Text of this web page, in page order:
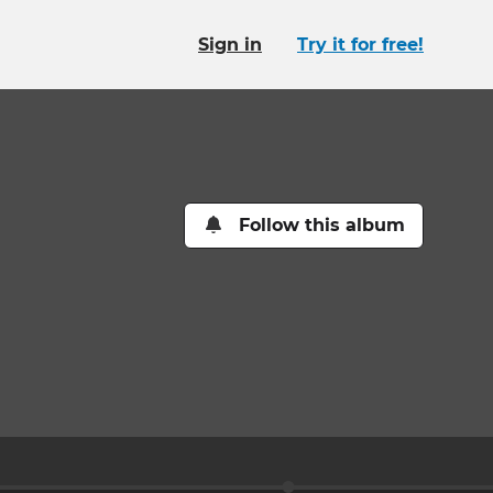
Sign in Try it for free!
Follow this album